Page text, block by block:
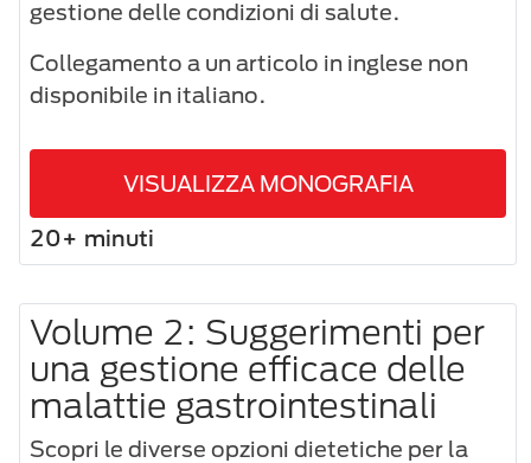
gestione delle condizioni di salute.
Collegamento a un articolo in inglese non
disponibile in italiano.
VISUALIZZA MONOGRAFIA
20+ minuti
Volume 2: Suggerimenti per
una gestione efficace delle
malattie gastrointestinali
Scopri le diverse opzioni dietetiche per la